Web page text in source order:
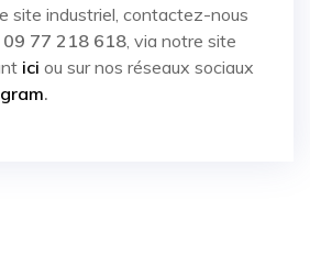
site industriel, contactez-nous
09 77 218 618, via notre site
ici ou sur nos réseaux sociaux
.